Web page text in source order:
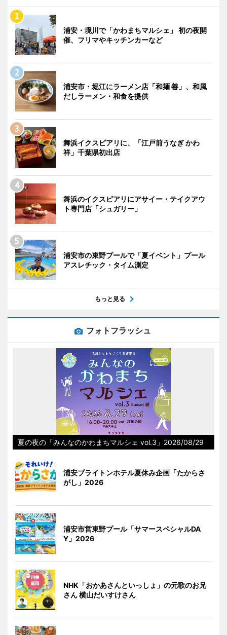
浦安・境川で「かわまちマルシェ」 初の夜開
催、フリマやキッチンカーなど
浦安市・堀江にラーメン店「和麺 善」、和風
だしラーメン・和食を提供
舞浜イクスピアリに、「江戸前うなぎ かわ
祥」千葉県初出店
舞浜のイクスピアリにアサイー・テイクアウ
ト専門店「シュガリー」
浦安市の東野プールで「夏イベント」プール
アスレチック・タイム測定
もっと見る
フォトフラッシュ
夏の夜の「みんなのかわまちマルシェ vol.3」2026/08/29
浦安ブライトンホテル夏休み企画「たからさ
がし」2026
浦安市営東野プール「サマースペシャルDA
Y」2026
NHK「おかあさんといっしょ」の元歌のお兄
さん 横山だいすけさん